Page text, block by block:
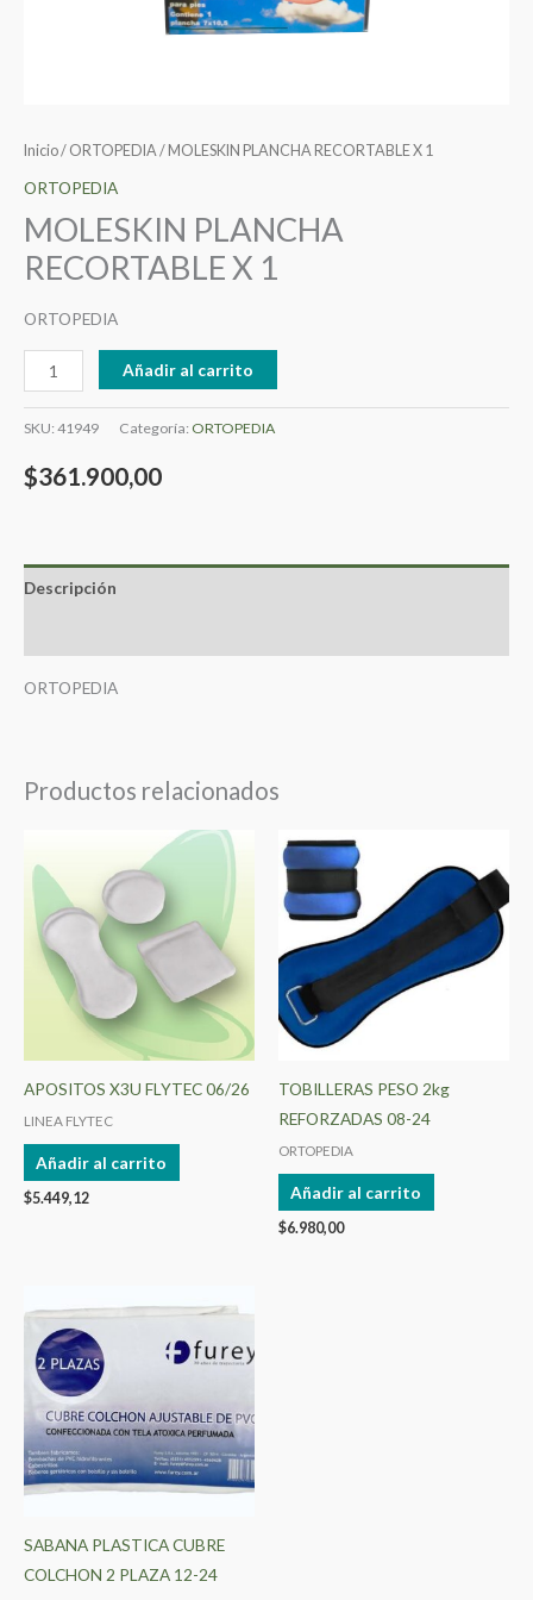
Inicio/ ORTOPEDIA / MOLESKIN PLANCHA RECORTABLE X 1
ORTOPEDIA
MOLESKIN PLANCHA
RECORTABLE X 1
ORTOPEDIA
Añadir al carrito
SKU: 41949 Categoría: ORTOPEDIA
$361.900,00
Descripción
ORTOPEDIA
Productos relacionados
APOSITOS X3U FLYTEC 06/26
LINEA FLYTEC
Añadir al carrito
$5.449,12
TOBILLERAS PESO 2kg
REFORZADAS 08-24
ORTOPEDIA
Añadir al carrito
$6.980,00
SABANA PLASTICA CUBRE
COLCHON 2 PLAZA 12-24